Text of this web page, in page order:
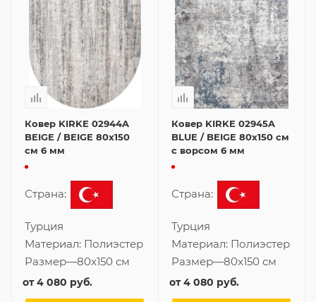
Ковер KIRKE 02944A
BEIGE / BEIGE 80x150
см 6 мм
Страна:
Турция
Материал: Полиэстер
Размер—80x150 см
от4 080 руб.
Ковер KIRKE 02945A
BLUE / BEIGE 80x150 см
с ворсом 6 мм
Страна:
Турция
Материал: Полиэстер
Размер—80x150 см
от4 080 руб.